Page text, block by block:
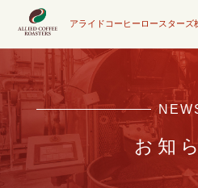
アライドコーヒーロースターズ
お知